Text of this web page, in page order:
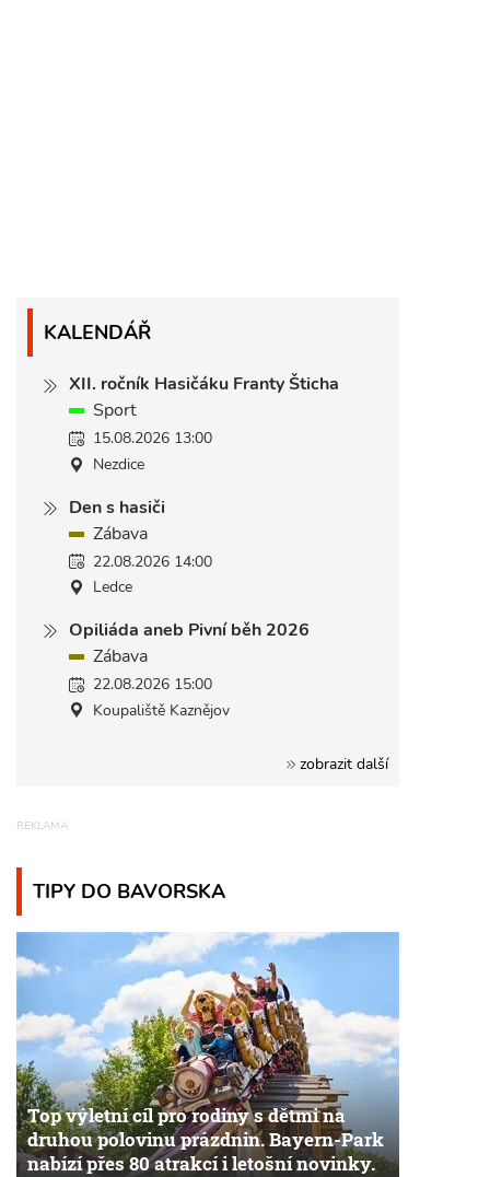
KALENDÁŘ
XII. ročník Hasičáku Franty Šticha
Sport
15.08.2026 13:00
Nezdice
Den s hasiči
Zábava
22.08.2026 14:00
Ledce
Opiliáda aneb Pivní běh 2026
Zábava
22.08.2026 15:00
Koupaliště Kaznějov
zobrazit další
TIPY DO BAVORSKA
Top výletní cíl pro rodiny s dětmi na
druhou polovinu prázdnin. Bayern-Park
nabízí přes 80 atrakcí i letošní novinky.